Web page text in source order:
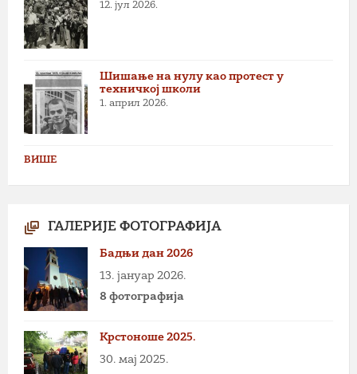
12. јул 2026.
Шишање на нулу као протест у
техничкој школи
1. април 2026.
ВИШЕ
ГАЛЕРИЈЕ ФОТОГРАФИЈА
Бадњи дан 2026
13. јануар 2026.
8 фотографија
Крстоноше 2025.
30. мај 2025.